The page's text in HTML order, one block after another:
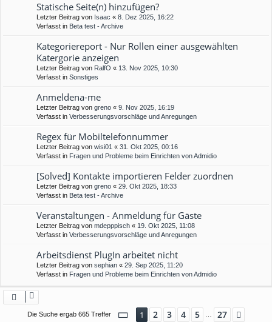
Statische Seite(n) hinzufügen?
Letzter Beitrag von Isaac « 8. Dez 2025, 16:22
Verfasst in Beta test - Archive
Kategoriereport - Nur Rollen einer ausgewählten
Katergorie anzeigen
Letzter Beitrag von RalfO « 13. Nov 2025, 10:30
Verfasst in Sonstiges
Anmeldena-me
Letzter Beitrag von greno « 9. Nov 2025, 16:19
Verfasst in Verbesserungsvorschläge und Anregungen
Regex für Mobiltelefonnummer
Letzter Beitrag von wisi01 « 31. Okt 2025, 00:16
Verfasst in Fragen und Probleme beim Einrichten von Admidio
[Solved] Kontakte importieren Felder zuordnen
Letzter Beitrag von greno « 29. Okt 2025, 18:33
Verfasst in Beta test - Archive
Veranstaltungen - Anmeldung für Gäste
Letzter Beitrag von mdepppisch « 19. Okt 2025, 11:08
Verfasst in Verbesserungsvorschläge und Anregungen
Arbeitsdienst PlugIn arbeitet nicht
Letzter Beitrag von sephian « 29. Sep 2025, 11:20
Verfasst in Fragen und Probleme beim Einrichten von Admidio
Die Suche ergab 665 Treffer Seite 1 von 27
1 2 3 4 5 27